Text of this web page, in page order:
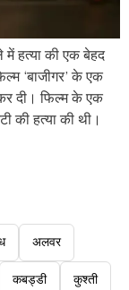
हत्या की एक बेहद
‘बाजीगर’ के एक
कर दी। फिल्म के एक
की हत्या की थी।
अलवर
कबड्डी कुश्ती